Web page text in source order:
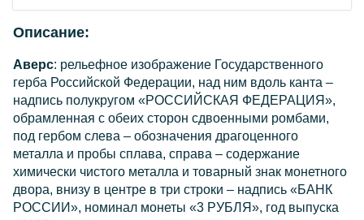
Описание:
Аверс: рельефное изображение Государственного
герба Российской Федерации, над ним вдоль канта –
надпись полукругом «РОССИЙСКАЯ ФЕДЕРАЦИЯ»,
обрамленная с обеих сторон сдвоенными ромбами,
под гербом слева – обозначения драгоценного
металла и пробы сплава, справа – содержание
химически чистого металла и товарный знак монетного
двора, внизу в центре в три строки – надпись «БАНК
РОССИИ», номинал монеты «3 РУБЛЯ», год выпуска